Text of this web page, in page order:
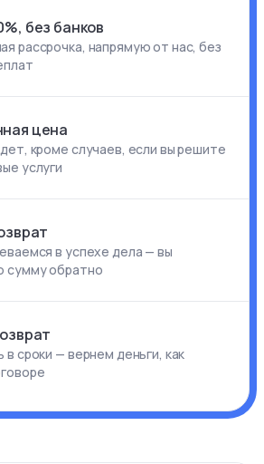
без банков
рассрочка, напрямую от нас, без
цена
кроме случаев, если вы решите
услуги
в успехе дела — вы
сумму обратно
сроки — вернем деньги, как